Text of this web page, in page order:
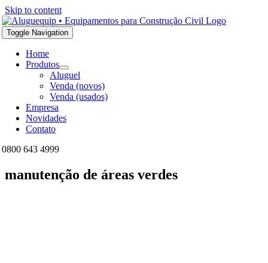
Skip to content
Toggle Navigation
Home
Produtos
Aluguel
Venda (novos)
Venda (usados)
Empresa
Novidades
Contato
0800 643 4999
manutenção de áreas verdes